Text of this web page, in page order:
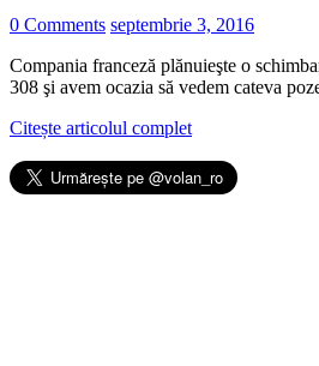
0 Comments septembrie 3, 2016
Compania franceză plănuieşte o
308 şi avem ocazia să vedem cateva
Citește articolul complet